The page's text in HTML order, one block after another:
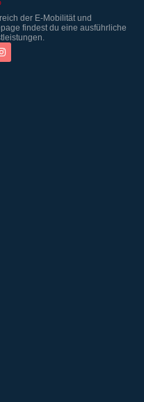
der E-Mobilität und
findest du eine ausführliche